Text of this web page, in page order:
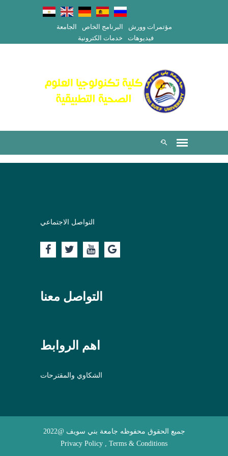
الجامعة البرنامج الخاص
مؤتمرات وورش
خدمات الكترونية
فيديوهات
التواصل الاجتماعي
التواصل معنا
اهم الروابط
الشكاوي والمقترحات
جميع الحقوق محفوظه جامعة بني سويف @2022
Privacy Policy , Terms & Conditions